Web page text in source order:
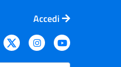
Accedi